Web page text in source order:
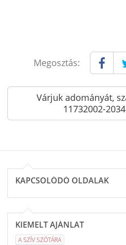
Megosztás:
Várjuk adományát,
11732002-
KAPCSOLÓDÓ OLDALAK
KIEMELT AJÁNLAT
A SZÍV SZÓTÁRA